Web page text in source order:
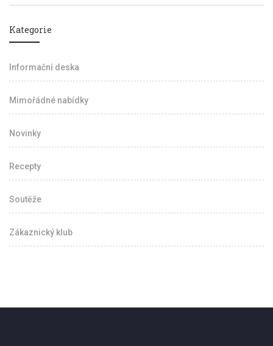
Kategorie
Informační deska
Mimořádné nabídky
Novinky
Recepty
Soutěže
Zákaznický klub